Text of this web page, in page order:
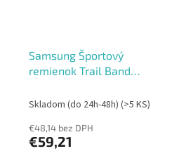
Samsung Športový
remienok Trail Band
Skladom (do 24h-48h) (>5 KS)
€48,14 bez DPH
€59,21